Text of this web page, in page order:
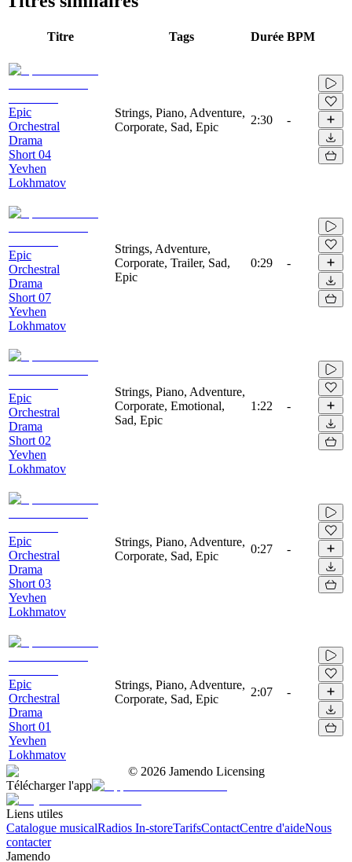
Titre Tags Durée BPM
Epic
Orchestral
Drama
Short 04
Yevhen
Lokhmatov
Strings, Piano, Adventure,
Corporate, Sad, Epic
2:30 -
Epic
Orchestral
Drama
Short 07
Yevhen
Lokhmatov
Strings, Adventure,
Corporate, Trailer, Sad,
Epic
0:29 -
Epic
Orchestral
Drama
Short 02
Yevhen
Lokhmatov
Strings, Piano, Adventure,
Corporate, Emotional,
Sad, Epic
1:22 -
Epic
Orchestral
Drama
Short 03
Yevhen
Lokhmatov
Strings, Piano, Adventure,
Corporate, Sad, Epic
0:27 -
Epic
Orchestral
Drama
Short 01
Yevhen
Lokhmatov
Strings, Piano, Adventure,
Corporate, Sad, Epic
2:07 -
© 2026 Jamendo Licensing
Télécharger l'app
Liens utiles
Catalogue musicalRadios In-storeTarifsContactCentre d'aideNous
contacter
Jamendo